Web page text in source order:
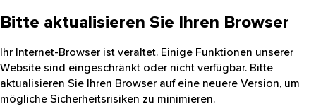
Bitte aktualisieren Sie Ihren Browser
Ihr Internet-Browser ist veraltet. Einige Funktionen unserer
Website sind eingeschränkt oder nicht verfügbar. Bitte
aktualisieren Sie Ihren Browser auf eine neuere Version, um
mögliche Sicherheitsrisiken zu minimieren.